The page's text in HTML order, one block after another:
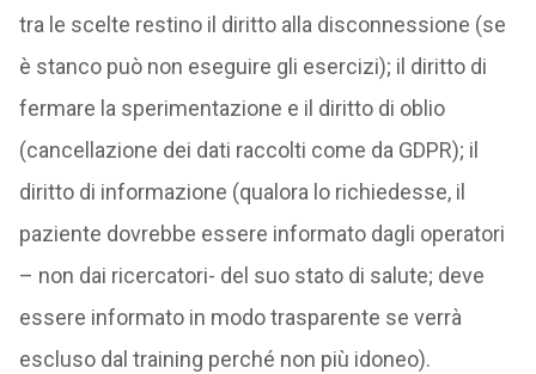
tra le scelte restino il diritto alla disconnessione (se
è stanco può non eseguire gli esercizi); il diritto di
fermare la sperimentazione e il diritto di oblio
(cancellazione dei dati raccolti come da GDPR); il
diritto di informazione (qualora lo richiedesse, il
paziente dovrebbe essere informato dagli operatori
– non dai ricercatori- del suo stato di salute; deve
essere informato in modo trasparente se verrà
escluso dal training perché non più idoneo).​